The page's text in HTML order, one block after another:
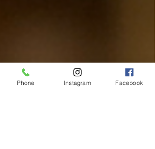
Phone Instagram Facebook